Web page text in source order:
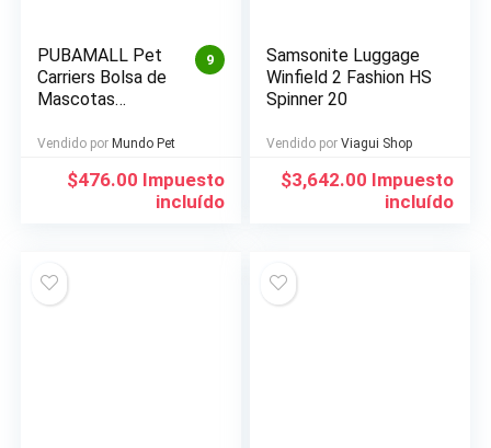
9
PUBAMALL Pet
Carriers Bolsa de
Mascotas
para Perros y
Vendido por Mundo Pet
$476.00 Impuesto
incluído
Samsonite Luggage
Winfield 2 Fashion HS
Spinner 20
Vendido por Viagui Shop
$3,642.00 Impuesto
incluído